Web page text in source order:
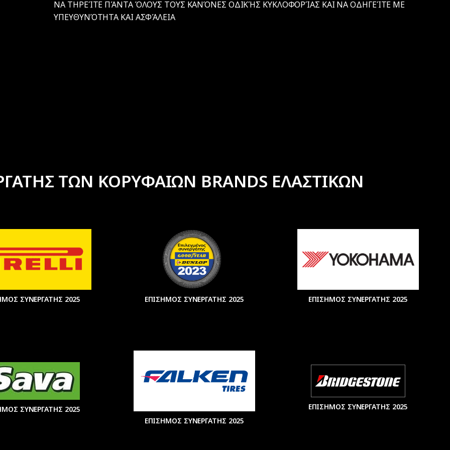
ΝΑ ΤΗΡΕΊΤΕ ΠΆΝΤΑ ΌΛΟΥΣ ΤΟΥΣ ΚΑΝΌΝΕΣ ΟΔΙΚΉΣ ΚΥΚΛΟΦΟΡΊΑΣ ΚΑΙ ΝΑ ΟΔΗΓΕΊΤΕ ΜΕ
ΥΠΕΥΘΥΝΌΤΗΤΑ ΚΑΙ ΑΣΦΆΛΕΙΑ
ΤΩΝ ΚΟΡΥΦΑΙΩΝ BRANDS ΕΛΑΣΤΙΚΩΝ
ΣΥΝΕΡΓΑΤΗΣ 2025
ΕΠΙΣΗΜΟΣ ΣΥΝΕΡΓΑΤΗΣ 2025 ΕΠΙΣΗΜΟΣ ΣΥΝΕΡΓΑΤΗΣ 2025
ΣΥΝΕΡΓΑΤΗΣ 2025
ΕΠΙΣΗΜΟΣ ΣΥΝΕΡΓΑΤΗΣ 2025
ΕΠΙΣΗΜΟΣ ΣΥΝΕΡΓΑΤΗΣ 2025